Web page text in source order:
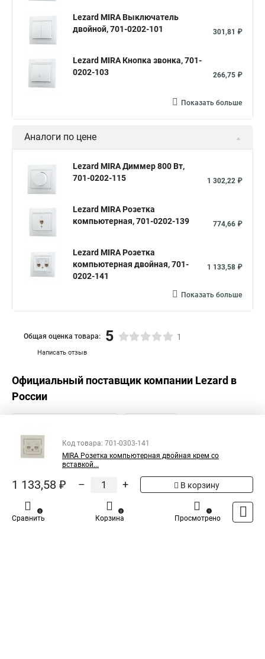
Lezard MIRA Выключатель
двойной, 701-0202-101
301,81 ₽
Lezard MIRA Кнопка звонка, 701-
0202-103
266,75 ₽
Показать больше
Аналоги по цене
Lezard MIRA Диммер 800 Вт,
701-0202-115
1 302,22 ₽
Lezard MIRA Розетка
компьютерная, 701-0202-139
774,66 ₽
Lezard MIRA Розетка
компьютерная двойная, 701-
0202-141
1 133,58 ₽
Показать больше
Написать отзыв
Общая оценка товара: 5 1
Официальный поставщик компании Lezard в
России
Код товара: 701-0303-141
MIRA Розетка компьютерная двойная крем со
вставкой...
1 133,58 ₽ – + В корзину
Сравнить
0
Корзина
0
Просмотрено
1